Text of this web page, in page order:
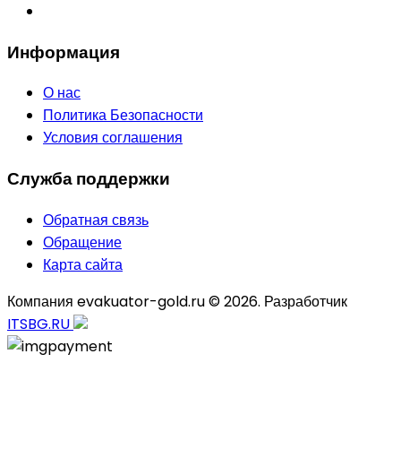
Информация
О нас
Политика Безопасности
Условия соглашения
Служба поддержки
Обратная связь
Обращение
Карта сайта
Компания evakuator-gold.ru © 2026. Разработчик
ITSBG.RU